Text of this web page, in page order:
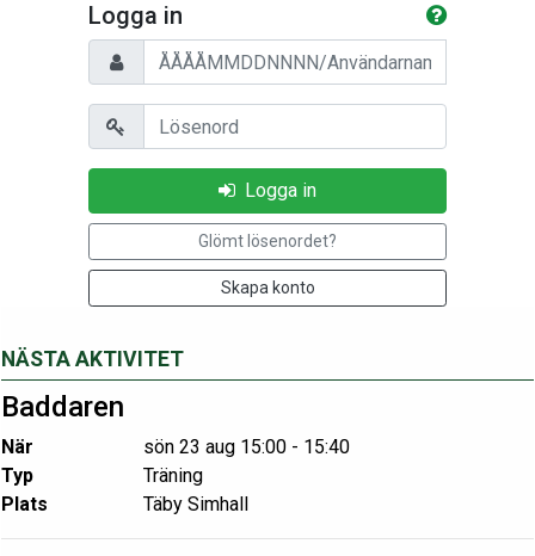
NÄSTA AKTIVITET
Baddaren
När
sön 23 aug 15:00 - 15:40
Typ
Träning
Plats
Täby Simhall
Logga in
Personnummer/Användarnamn
Lösenord
Logga in
Glömt lösenordet?
Skapa konto